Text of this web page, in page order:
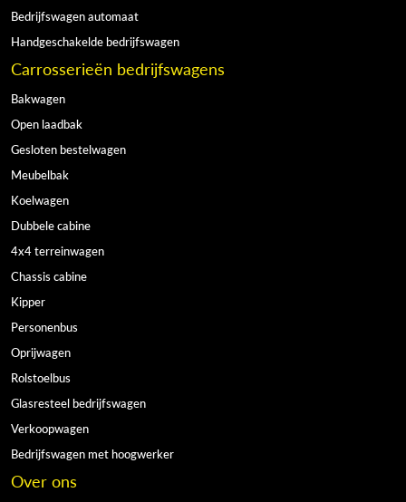
Bedrijfswagen automaat
Handgeschakelde bedrijfswagen
Carrosserieën bedrijfswagens
Bakwagen
Open laadbak
Gesloten bestelwagen
Meubelbak
Koelwagen
Dubbele cabine
4x4 terreinwagen
Chassis cabine
Kipper
Personenbus
Oprijwagen
Rolstoelbus
Glasresteel bedrijfswagen
Verkoopwagen
Bedrijfswagen met hoogwerker
Over ons